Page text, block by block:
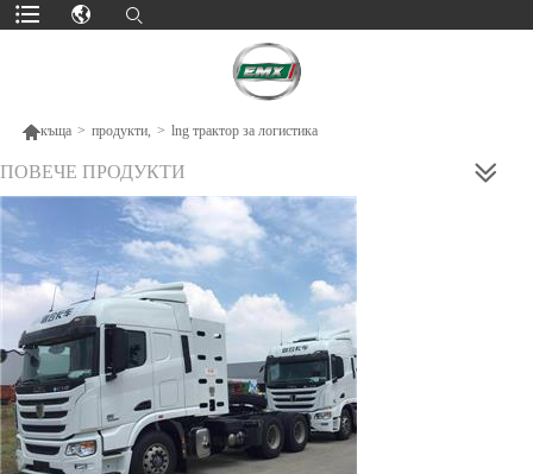
къща > продукти, > lng трактор за логистика
ПОВЕЧЕ ПРОДУКТИ